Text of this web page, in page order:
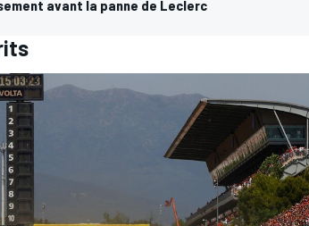
avant la panne de Leclerc